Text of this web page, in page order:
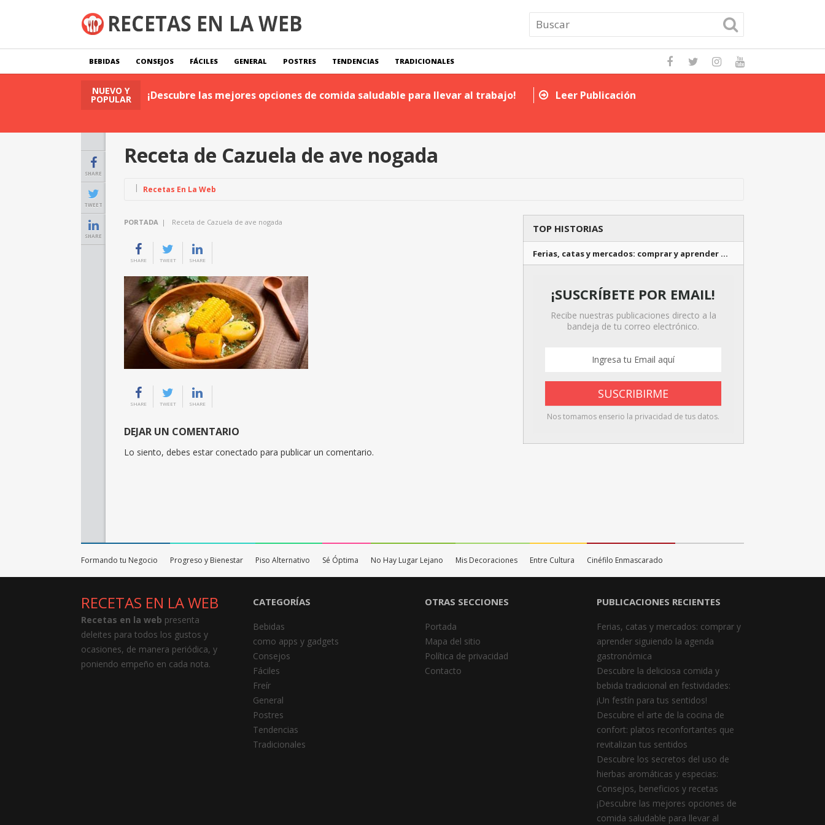
BEBIDAS CONSEJOS FÁCILES GENERAL POSTRES TENDENCIAS TRADICIONALES
NUEVO Y
POPULAR
Leer Publicación ¡Descubre las mejores opciones de comida saludable para llevar al trabajo! Leer Publicación
SHARE
TWEET
SHARE
Receta de Cazuela de ave nogada
Recetas En La Web
PORTADA | Receta de Cazuela de ave nogada
SHARE TWEET SHARE
SHARE TWEET SHARE
DEJAR UN COMENTARIO
Lo siento, debes estar conectado para publicar un comentario.
TOP HISTORIAS
Ferias, catas y mercados: comprar y aprender …
¡SUSCRÍBETE POR EMAIL!
Recibe nuestras publicaciones directo a la
bandeja de tu correo electrónico.
Nos tomamos enserio la privacidad de tus datos.
Formando tu Negocio Progreso y Bienestar Piso Alternativo Sé Óptima No Hay Lugar Lejano Mis Decoraciones Entre Cultura Cinéfilo Enmascarado
RECETAS EN LA WEB
Recetas en la web presenta
deleites para todos los gustos y
ocasiones, de manera periódica, y
poniendo empeño en cada nota.
CATEGORÍAS
Bebidas
como apps y gadgets
Consejos
Fáciles
Freír
General
Postres
Tendencias
Tradicionales
OTRAS SECCIONES
Portada
Mapa del sitio
Política de privacidad
Contacto
PUBLICACIONES RECIENTES
Ferias, catas y mercados: comprar y
aprender siguiendo la agenda
gastronómica
Descubre la deliciosa comida y
bebida tradicional en festividades:
¡Un festín para tus sentidos!
Descubre el arte de la cocina de
confort: platos reconfortantes que
revitalizan tus sentidos
Descubre los secretos del uso de
hierbas aromáticas y especias:
Consejos, beneficios y recetas
¡Descubre las mejores opciones de
comida saludable para llevar al